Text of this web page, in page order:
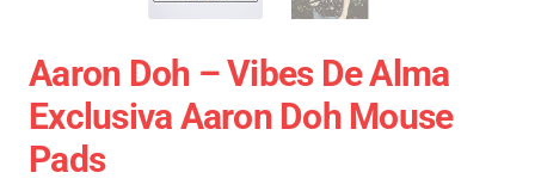
Aaron Doh – Vibes De Alma
Exclusiva Aaron Doh Mouse
Pads